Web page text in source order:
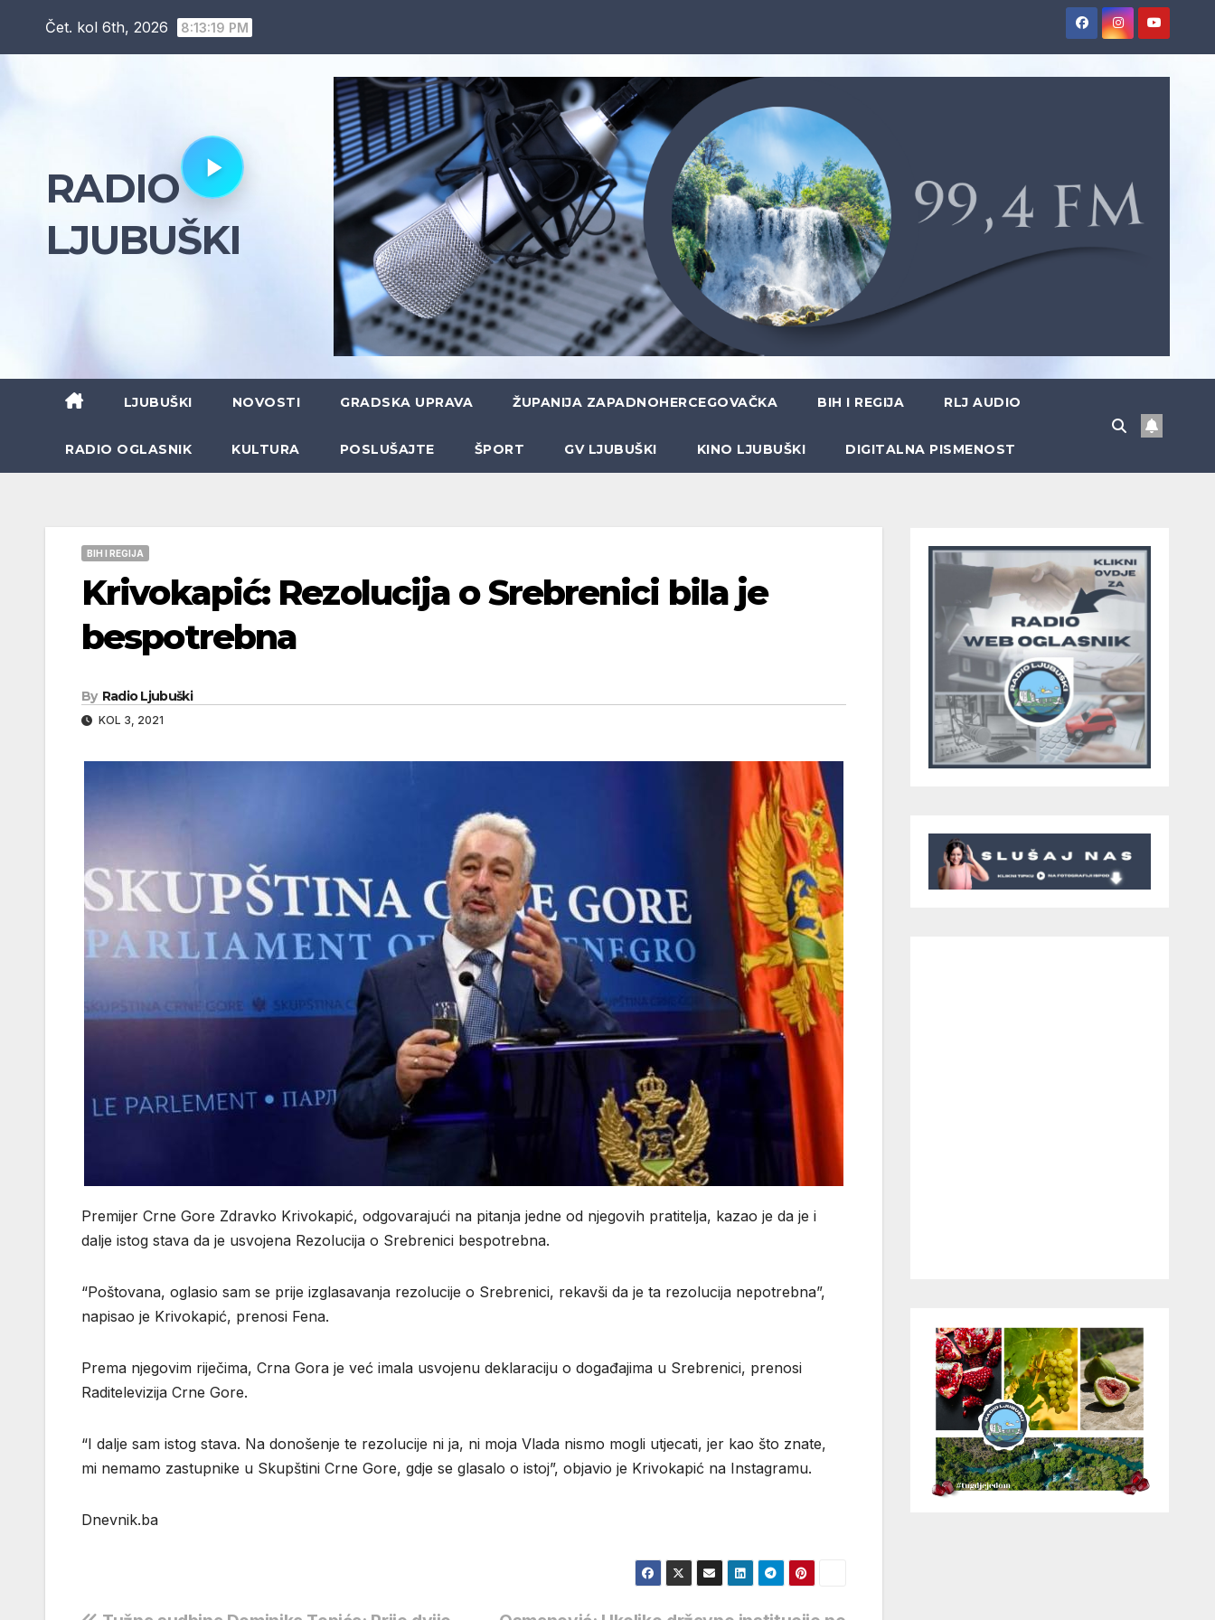
Čet. kol 6th, 2026 8:13:20 PM
RADIO
LJUBUŠKI
LJUBUŠKI NOVOSTI GRADSKA UPRAVA ŽUPANIJA ZAPADNOHERCEGOVAČKA BIH I REGIJA RLJ AUDIO
RADIO OGLASNIK KULTURA POSLUŠAJTE ŠPORT GV LJUBUŠKI KINO LJUBUŠKI DIGITALNA PISMENOST
BIH I REGIJA
Krivokapić: Rezolucija o Srebrenici bila je
bespotrebna
By Radio Ljubuški
KOL 3, 2021
Premijer Crne Gore Zdravko Krivokapić, odgovarajući na pitanja jedne od njegovih pratitelja, kazao je da je i
dalje istog stava da je usvojena Rezolucija o Srebrenici bespotrebna.
“Poštovana, oglasio sam se prije izglasavanja rezolucije o Srebrenici, rekavši da je ta rezolucija nepotrebna”,
napisao je Krivokapić, prenosi Fena.
Prema njegovim riječima, Crna Gora je već imala usvojenu deklaraciju o događajima u Srebrenici, prenosi
Raditelevizija Crne Gore.
“I dalje sam istog stava. Na donošenje te rezolucije ni ja, ni moja Vlada nismo mogli utjecati, jer kao što znate,
mi nemamo zastupnike u Skupštini Crne Gore, gdje se glasalo o istoj”, objavio je Krivokapić na Instagramu.
Dnevnik.ba